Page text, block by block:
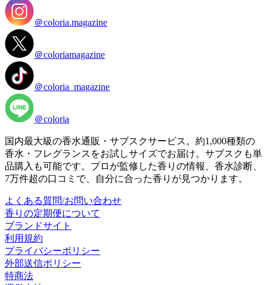
＠coloria.magazine
＠coloriamagazine
＠coloria_magazine
＠coloria
国内最大級の香水通販・サブスクサービス。約1,000種類の
香水・フレグランスをお試しサイズでお届け。サブスクも単
品購入も可能です。プロが監修した香りの情報、香水診断、
7万件超の口コミで、自分に合った香りが見つかります。
よくある質問/お問い合わせ
香りの定期便について
ブランドサイト
利用規約
プライバシーポリシー
外部送信ポリシー
特商法